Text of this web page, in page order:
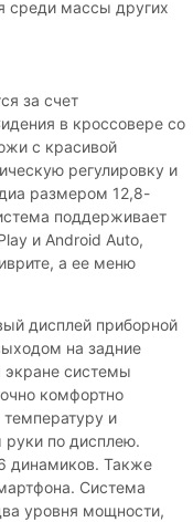
массы других
за счет
в кроссовере со
с красивой
регулировку и
размером 12,8-
поддерживает
и Android Auto,
а ее меню
дисплей приборной
на задние
экране системы
комфортно
и
руки по дисплею.
динамиков. Также
Система
уровня мощности,